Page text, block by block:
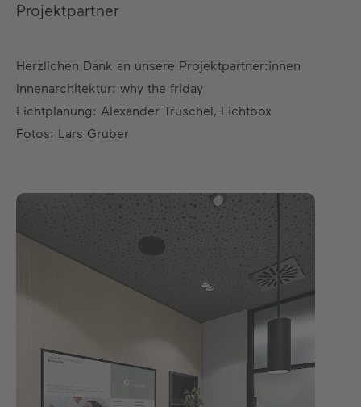
Projektpartner
Herzlichen Dank an unsere Projektpartner:innen
Innenarchitektur: why the friday
Lichtplanung: Alexander Truschel, Lichtbox
Fotos: Lars Gruber